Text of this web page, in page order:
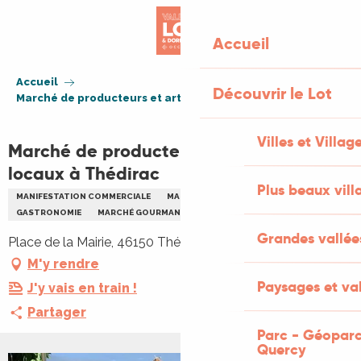
Accueil
Découvrir le Lot
Villes et
Plus beaux
Grandes
Paysages et
Parc -
Quercy
Accueil
Marché de producteurs et artisans locaux à Thédirac
Marché de producteurs et artisans
locaux à Thédirac
MANIFESTATION COMMERCIALE MARCHÉ THÉMATIQUE
ARTISANAT
GASTRONOMIE
MARCHÉ GOURMAND MARCHÉS DE PRODUCTEURS
Place de la Mairie, 46150 Thédirac
M'y rendre
J'y vais en train !
Partager